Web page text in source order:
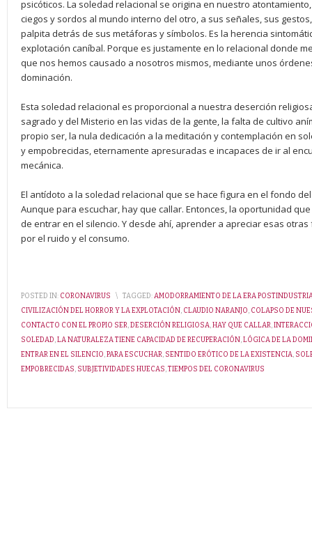
psicóticos. La soledad relacional se origina en nuestro
ciegos y sordos al mundo interno del otro, a sus señales, sus
palpita detrás de sus metáforas y símbolos. Es la herencia
explotación caníbal. Porque es justamente en lo relacional donde
que nos hemos causado a nosotros mismos, mediante unos
dominación.
Esta soledad relacional es proporcional a nuestra deserción
sagrado y del Misterio en las vidas de la gente, la falta de cultivo
propio ser, la nula dedicación a la meditación y contemplación en
y empobrecidas, eternamente apresuradas e incapaces de ir al
mecánica.
El antídoto a la soledad relacional que se hace figura en el fondo
Aunque para escuchar, hay que callar. Entonces, la oportunidad
de entrar en el silencio. Y desde ahí, aprender a apreciar esas
por el ruido y el consumo.
POSTED IN: CORONAVIRUS \ TAGGED:AMODORRAMIENTO DE LA ERA
CIVILIZACIÓN DEL HORROR Y LA EXPLOTACIÓN , CLAUDIO NARANJO, COLAPSO DE
CONTACTO CON EL PROPIO SER,DESERCIÓN RELIGIOSA,HAY QUE CALLAR,
SOLEDAD,LA NATURALEZA TIENE CAPACIDAD DE RECUPERACIÓN ,LÓGICA DE LA
ENTRAR EN EL SILENCIO,PARA ESCUCHAR, SENTIDO ERÓTICO DE LA EXISTENCIA,
EMPOBRECIDAS, SUBJETIVIDADES HUECAS,TIEMPOS DEL CORONAVIRUS